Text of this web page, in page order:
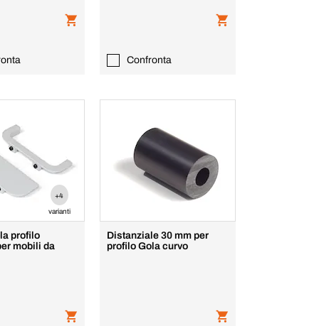
Confronta
+4
varianti
profilo
mobili da
Distanziale 30 mm per
profilo Gola curvo